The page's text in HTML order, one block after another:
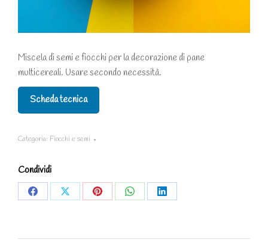
Miscela di semi e fiocchi per la decorazione di pane
multicereali. Usare secondo necessità.
Scheda tecnica
Categoria: Fiocchi e semi
Condividi
Share
Share
Share
Share
Share